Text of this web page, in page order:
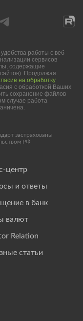
центр
и ответы
в банк
валют
Relation
статьи
работы с веб-
сервисов
содержащие
Продолжая
на обработку
с обработкой Ваших
сохранение файлов
случае работа
застрахованы
РФ